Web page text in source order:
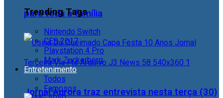
para toda a família
Jornal Aurora traz entrevista nesta terça (30)
Trending Tags
Nintendo Switch
CES 2017
Playstation 4 Pro
Mark Zuckerberg
Entretenimento
Todos
Famosos